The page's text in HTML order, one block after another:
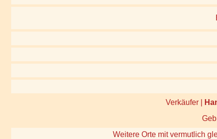
Verkäufer |
Weitere Orte mit vermutlich